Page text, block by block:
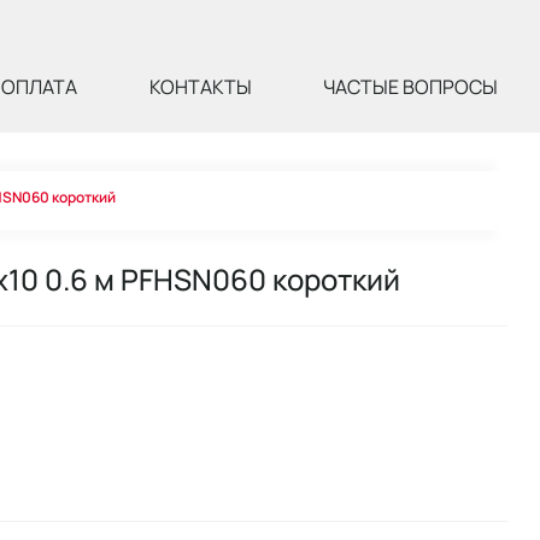
ОПЛАТА КОНТАКТЫ ЧАСТЫЕ ВОПРОСЫ
короткий
0.6 м PFHSN060 короткий